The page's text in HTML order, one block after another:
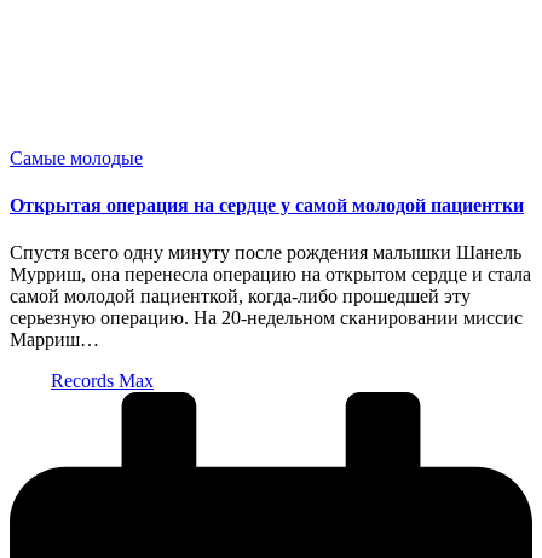
Опубликовано
Самые молодые
Открытая операция на сердце у самой молодой пациентки
Спустя всего одну минуту после рождения малышки Шанель
Мурриш, она перенесла операцию на открытом сердце и стала
самой молодой пациенткой, когда-либо прошедшей эту
серьезную операцию. На 20-недельном сканировании миссис
Марриш…
Records Max